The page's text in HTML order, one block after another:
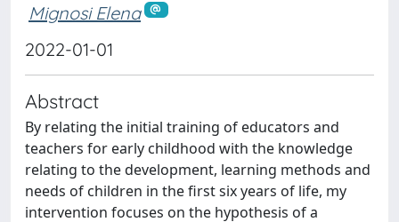
Mignosi Elena
2022-01-01
Abstract
By relating the initial training of educators and
teachers for early childhood with the knowledge
relating to the development, learning methods and
needs of children in the first six years of life, my
intervention focuses on the hypothesis of a